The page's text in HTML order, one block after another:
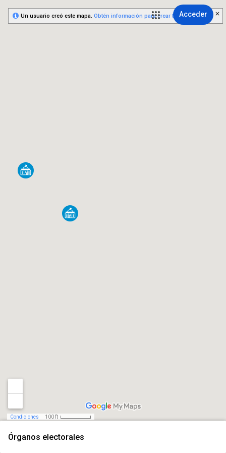
Acceder
Órganos electorales
Condiciones 100 ft
Un usuario creó este mapa. Obtén información para crear tu propio mapa.